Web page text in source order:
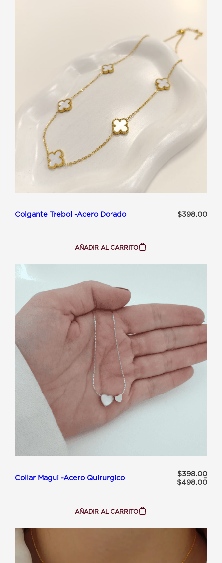
ACERO
Colgante Trebol -Acero Dorado $398.00
AÑADIR AL CARRITO
:
TREBOL
DORADO
Collar Magui -Acero Quirurgico $398.00
–
$498.00
AÑADIR AL CARRITO
:
MAGUI